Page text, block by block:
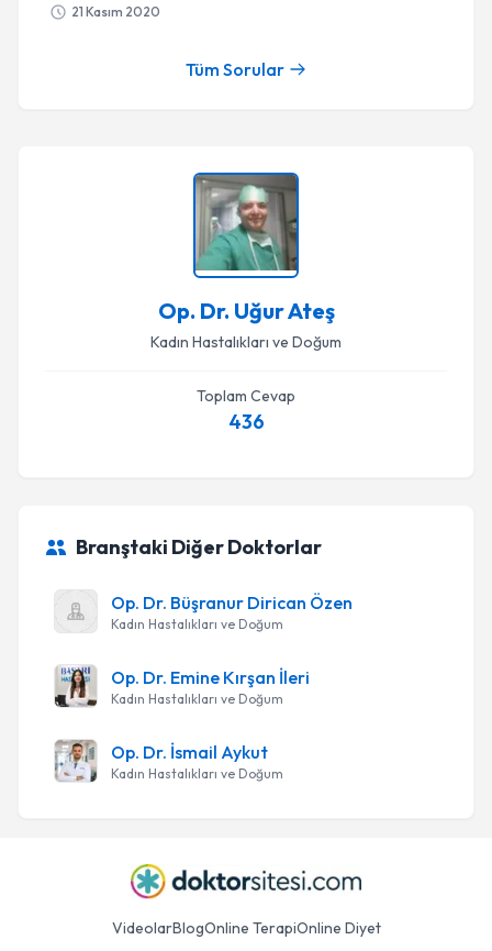
21 Kasım 2020
Tüm Sorular
Op. Dr. Uğur Ateş
Kadın Hastalıkları ve Doğum
Toplam Cevap
436
Branştaki Diğer Doktorlar
Op. Dr. Büşranur Dirican Özen
Kadın Hastalıkları ve Doğum
Op. Dr. Emine Kırşan İleri
Kadın Hastalıkları ve Doğum
Op. Dr. İsmail Aykut
Kadın Hastalıkları ve Doğum
VideolarBlogOnline TerapiOnline Diyet